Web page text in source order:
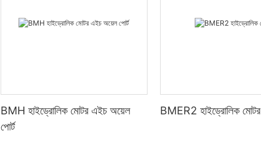
BMH হাইড্রোলিক মোটর এইচ অয়েল
পোর্ট
BMER2 হাইড্রোলিক মোটর